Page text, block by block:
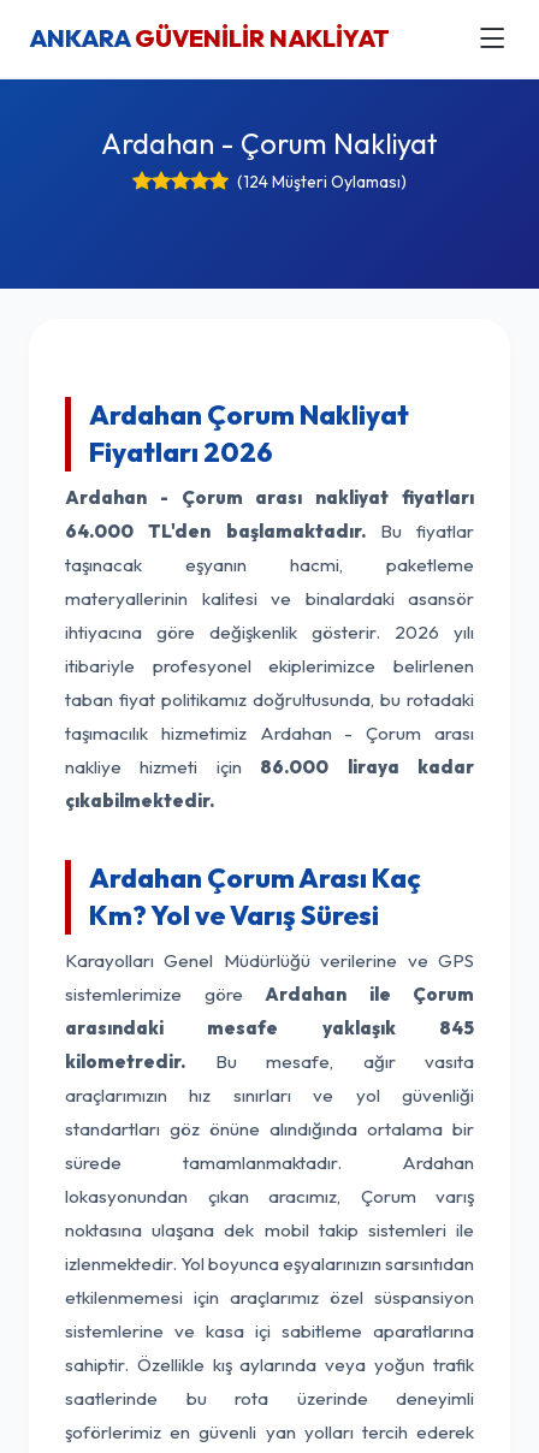
ANKARAGÜVENİLİR NAKLİYAT
Ardahan - Çorum Nakliyat
(124 Müşteri Oylaması)
Ardahan Çorum Nakliyat
Fiyatları 2026
Ardahan - Çorum arası nakliyat fiyatları
64.000 TL'den başlamaktadır.Bu fiyatlar
taşınacak eşyanın hacmi, paketleme
materyallerinin kalitesi ve binalardaki asansör
ihtiyacına göre değişkenlik gösterir. 2026 yılı
itibariyle profesyonel ekiplerimizce belirlenen
taban fiyat politikamız doğrultusunda, bu rotadaki
taşımacılık hizmetimiz Ardahan - Çorum arası
nakliye hizmeti için 86.000 liraya kadar
çıkabilmektedir.
Ardahan Çorum Arası Kaç
Km? Yol ve Varış Süresi
Karayolları Genel Müdürlüğü verilerine ve GPS
sistemlerimize göre Ardahan ile Çorum
arasındaki mesafe yaklaşık 845
kilometredir. Bu mesafe, ağır vasıta
araçlarımızın hız sınırları ve yol güvenliği
standartları göz önüne alındığında ortalama bir
sürede tamamlanmaktadır. Ardahan
lokasyonundan çıkan aracımız, Çorum varış
noktasına ulaşana dek mobil takip sistemleri ile
izlenmektedir. Yol boyunca eşyalarınızın sarsıntıdan
etkilenmemesi için araçlarımız özel süspansiyon
sistemlerine ve kasa içi sabitleme aparatlarına
sahiptir. Özellikle kış aylarında veya yoğun trafik
saatlerinde bu rota üzerinde deneyimli
şoförlerimiz en güvenli yan yolları tercih ederek